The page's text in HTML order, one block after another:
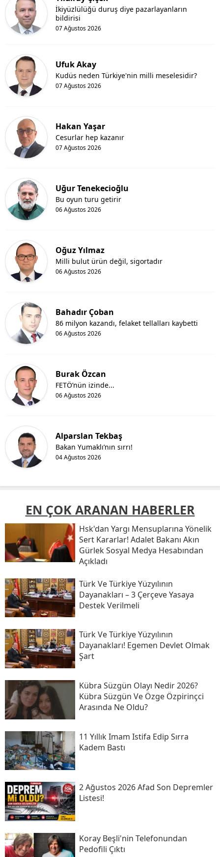
07 Ağustos 2026
İkiyüzlülüğü duruş diye pazarlayanların
bildirisi
Ufuk Akay
07 Ağustos 2026
Kudüs neden Türkiye'nin milli meselesidir?
Hakan Yaşar
07 Ağustos 2026
Cesurlar hep kazanır
Uğur Tenekecioğlu
06 Ağustos 2026
Bu oyun turu getirir
Oğuz Yılmaz
06 Ağustos 2026
Milli bulut ürün değil, sigortadır
Bahadır Çoban
06 Ağustos 2026
86 milyon kazandı, felaket tellalları kaybetti
Burak Özcan
06 Ağustos 2026
FETÖ’nün izinde...
Alparslan Tekbaş
04 Ağustos 2026
Bakan Yumaklı’nın sırrı!
EN ÇOK ARANAN HABERLER
Hsk'dan Yargı Mensuplarına Yönelik
Sert Kararlar! Adalet Bakanı Akın
Gürlek Sosyal Medya Hesabından
Açıkladı
Türk Ve Türkiye Yüzyılının
Dayanakları – 3 Çerçeve Yasaya
Destek Verilmeli
Türk Ve Türkiye Yüzyılının
Dayanakları! Egemen Devlet Olmak
Şart
Kübra Süzgün Olayı Nedir 2026?
Kübra Süzgün Ve Özge Özpirinçci
Arasında Ne Oldu?
11 Yıllık Imam Istifa Edip Sırra
Kadem Bastı
2 Ağustos 2026 Afad Son Depremler
Listesi!
Koray Beşli'nin Telefonundan
Pedofili Çıktı